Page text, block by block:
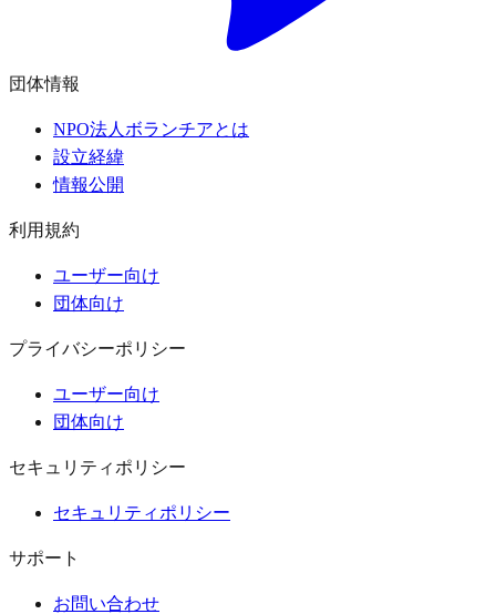
団体情報
NPO法人ボランチアとは
設立経緯
情報公開
利用規約
ユーザー向け
団体向け
プライバシーポリシー
ユーザー向け
団体向け
セキュリティポリシー
セキュリティポリシー
サポート
お問い合わせ